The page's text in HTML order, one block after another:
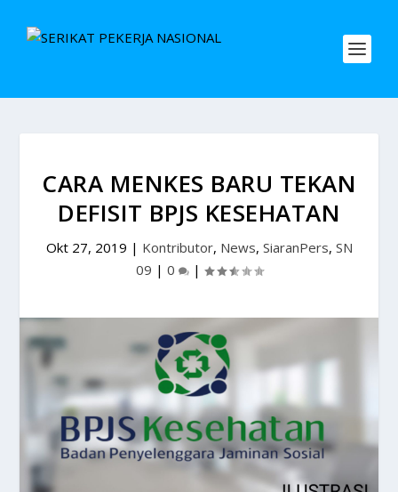
CARA MENKES BARU TEKAN
DEFISIT BPJS KESEHATAN
Okt 27, 2019 | Kontributor, News, SiaranPers, SN
09 | 0 |